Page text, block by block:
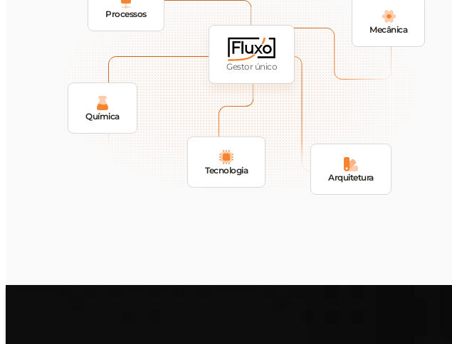
Processos
Gestor único
Mecânica
Tecnologia
Arquitetura
Química